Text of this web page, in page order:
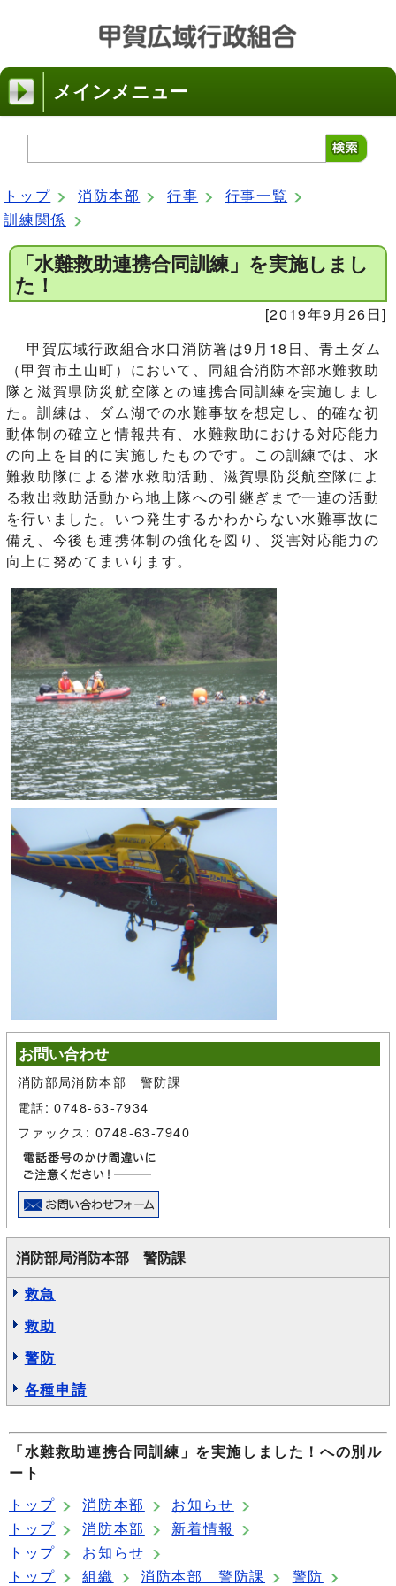
メインメニュー
トップ 消防本部 行事
行事一覧
訓練関係
「水難救助連携合同訓練」を実施しまし
た！
[2019年9月26日]
甲賀広域行政組合水口消防署は9月18日、青土ダム
（甲賀市土山町）において、同組合消防本部水難救助
隊と滋賀県防災航空隊との連携合同訓練を実施しまし
た。訓練は、ダム湖での水難事故を想定し、的確な初
動体制の確立と情報共有、水難救助における対応能力
の向上を目的に実施したものです。この訓練では、水
難救助隊による潜水救助活動、滋賀県防災航空隊によ
る救出救助活動から地上隊への引継ぎまで一連の活動
を行いました。いつ発生するかわからない水難事故に
備え、今後も連携体制の強化を図り、災害対応能力の
向上に努めてまいります。
お問い合わせ
消防部局消防本部 警防課
電話: 0748-63-7934
ファックス: 0748-63-7940
消防部局消防本部 警防課
救急
救助
警防
各種申請
「水難救助連携合同訓練」を実施しました！への別ル
ート
トップ
消防本部
お知らせ
トップ
消防本部
新着情報
トップ
お知らせ
トップ
組織 消防本部 警防課 警防